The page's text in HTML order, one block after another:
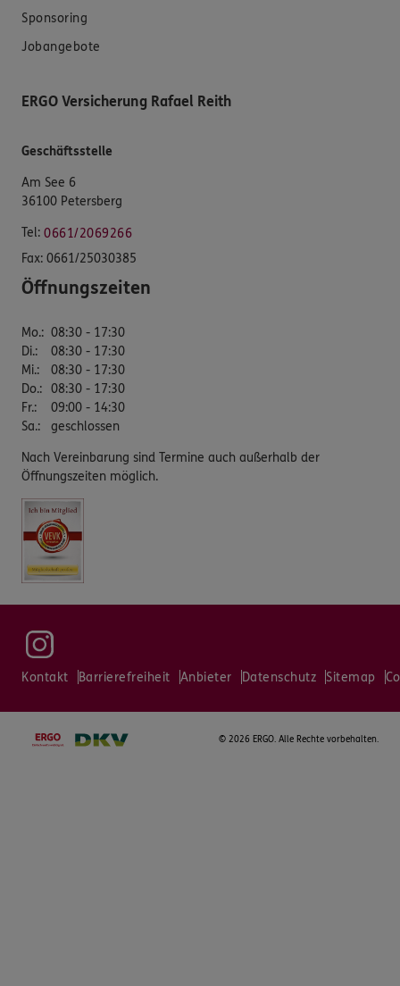
Sponsoring
Jobangebote
ERGO Versicherung Rafael Reith
Geschäftsstelle
Am See 6
36100 Petersberg
Tel: 0661/2069266
Fax: 0661/25030385
Öffnungszeiten
Mo.: 08:30 - 17:30
Di.:
08:30 - 17:30
Mi.:
08:30 - 17:30
Do.: 08:30 - 17:30
Fr.:
09:00 - 14:30
Sa.: geschlossen
Nach Vereinbarung sind Termine auch außerhalb der
Öffnungszeiten möglich.
Kontakt Barrierefreiheit Anbieter Datenschutz Sitemap
© 2026 ERGO. Alle Rechte vorbehalten.